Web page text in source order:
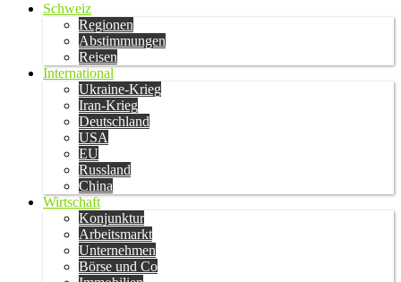
Schweiz
Regionen
Abstimmungen
Reisen
International
Ukraine-Krieg
Iran-Krieg
Deutschland
USA
EU
Russland
China
Wirtschaft
Konjunktur
Arbeitsmarkt
Unternehmen
Börse und Co